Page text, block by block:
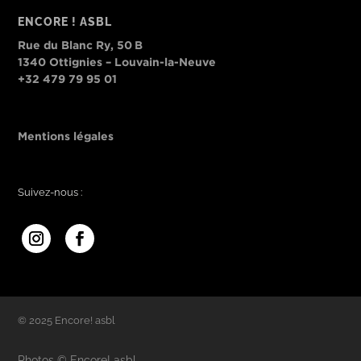
ENCORE ! ASBL
Rue du Blanc Ry, 50 B
1340 Ottignies – Louvain-la-Neuve
+32 479 79 95 01
Mentions légales
Suivez-nous :
© 2025 Encore! asbl